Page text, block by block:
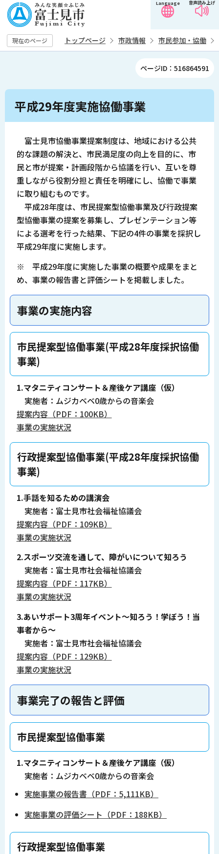
の
ペ
ー
す
音声読み上げ
Language
現在のページ トップページ 市政情報 市民参加・協働
ページID：516864591
本
平成29年度実施協働事業
富士見市協働事業提案制度は、地域における公共
的な課題の解決と、市民満足度の向上を目的に、市
民と市が提案・計画段階から協議を行い、互いを尊
重しながら役割分担と責任を明確にし、協働で事業
に取り組むものです。
平成28年度は、市民提案型協働事業及び行政提案
型協働事業の提案を募集し、プレゼンテーション等
による選考を行った結果、下記の4件の事業を採択し
平成29年度に実施します。
※ 平成29年度に実施した事業の概要や成果をまと
め、事業の報告書と評価シートを掲載しました。
事業の実施内容
市民提案型協働事業(平成28年度採択協働
事業)
1.マタニティコンサート＆産後ケア講座（仮）
実施者：ムジカベベ0歳からの音楽会
提案内容（PDF：100KB）
事業の実施状況
行政提案型協働事業(平成28年度採択協働
事業)
1.手話を知るための講演会
実施者：富士見市社会福祉協議会
提案内容（PDF：109KB）
事業の実施状況
2.スポーツ交流を通して、障がいについて知ろう
実施者：富士見市社会福祉協議会
提案内容（PDF：117KB）
事業の実施状況
3.あいサポート3周年イベント～知ろう！学ぼう！当
事者から～
実施者：富士見市社会福祉協議会
提案内容（PDF：129KB）
事業の実施状況
事業完了の報告と評価
市民提案型協働事業
1.マタニティコンサート＆産後ケア講座（仮）
実施者：ムジカベベ0歳からの音楽会
実施事業の報告書（PDF：5,111KB）
実施事業の評価シート（PDF：188KB）
行政提案型協働事業